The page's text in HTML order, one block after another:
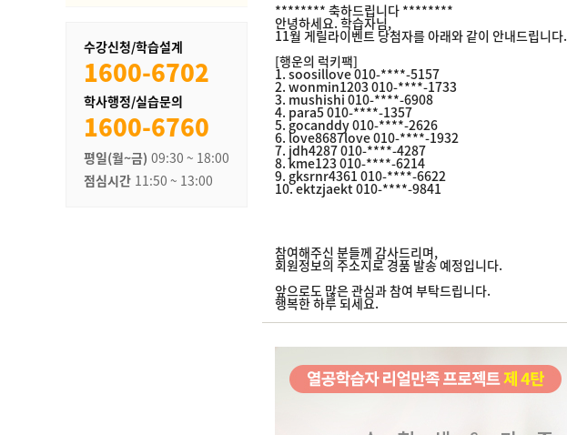
수강신청/학습설계
1600-6702
학사행정/실습문의
1600-6760
평일(월~금) 09:30 ~ 18:00
점심시간 11:50 ~ 13:00
******** 축하드립니다 ********
안녕하세요. 학습자님,
11월 게릴라이벤트 당첨자를 아래와 같이 안내드립니다.
[행운의 럭키팩]
1. soosillove 010-****-5157
2. wonmin1203 010-****-1733
3. mushishi 010-****-6908
4. para5 010-****-1357
5. gocanddy 010-****-2626
6. love8687love 010-****-1932
7. jdh4287 010-****-4287
8. kme123 010-****-6214
9. gksrnr4361 010-****-6622
10. ektzjaekt 010-****-9841
참여해주신 분들께 감사드리며,
회원정보의 주소지로 경품 발송 예정입니다.
앞으로도 많은 관심과 참여 부탁드립니다.
행복한 하루 되세요.